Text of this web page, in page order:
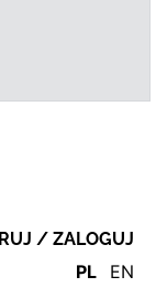
/ ZALOGUJ
PL EN